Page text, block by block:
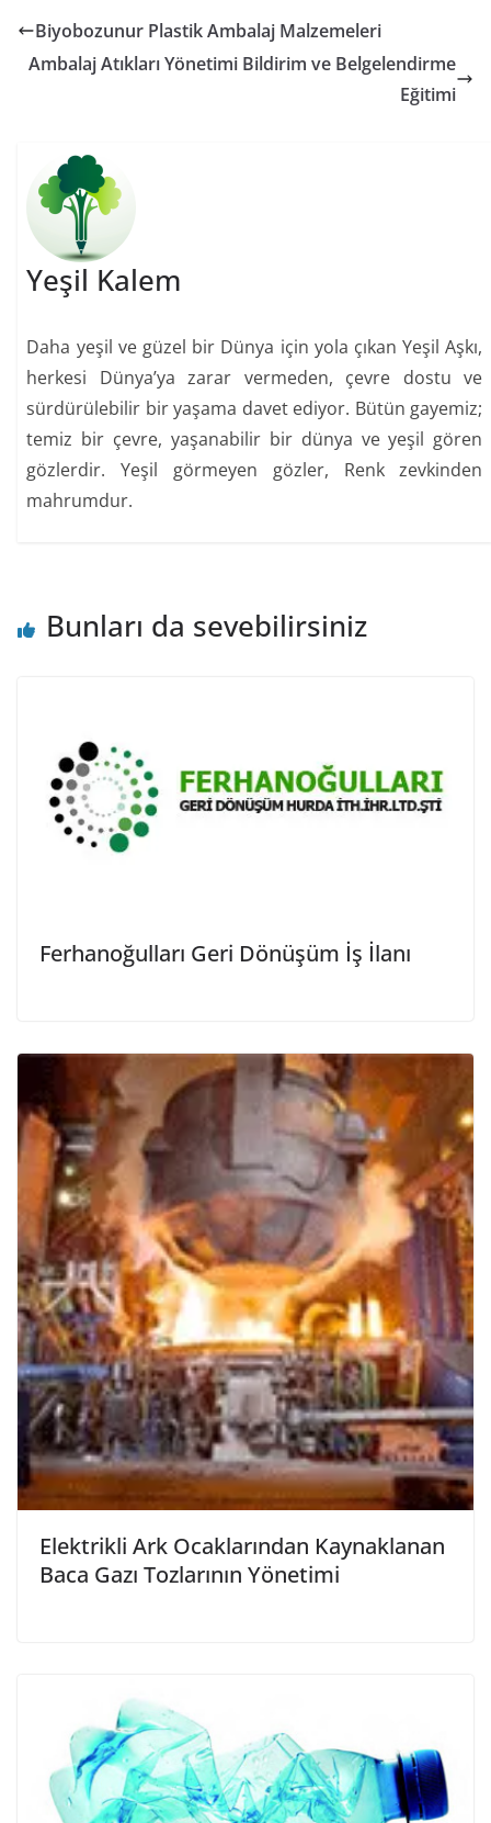
Biyobozunur Plastik Ambalaj Malzemeleri
Ambalaj Atıkları Yönetimi Bildirim ve Belgelendirme
Eğitimi
Yeşil Kalem
Daha yeşil ve güzel bir Dünya için yola çıkan Yeşil Aşkı,
herkesi Dünya’ya zarar vermeden, çevre dostu ve
sürdürülebilir bir yaşama davet ediyor. Bütün gayemiz;
temiz bir çevre, yaşanabilir bir dünya ve yeşil gören
gözlerdir. Yeşil görmeyen gözler, Renk zevkinden
mahrumdur.
Bunları da sevebilirsiniz
Ferhanoğulları Geri Dönüşüm İş İlanı
Elektrikli Ark Ocaklarından Kaynaklanan
Baca Gazı Tozlarının Yönetimi